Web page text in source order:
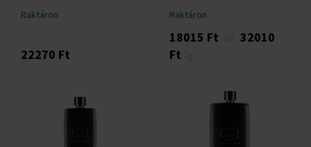
Raktáron
22270 Ft
Raktáron
18015 Ft
32010
Ft